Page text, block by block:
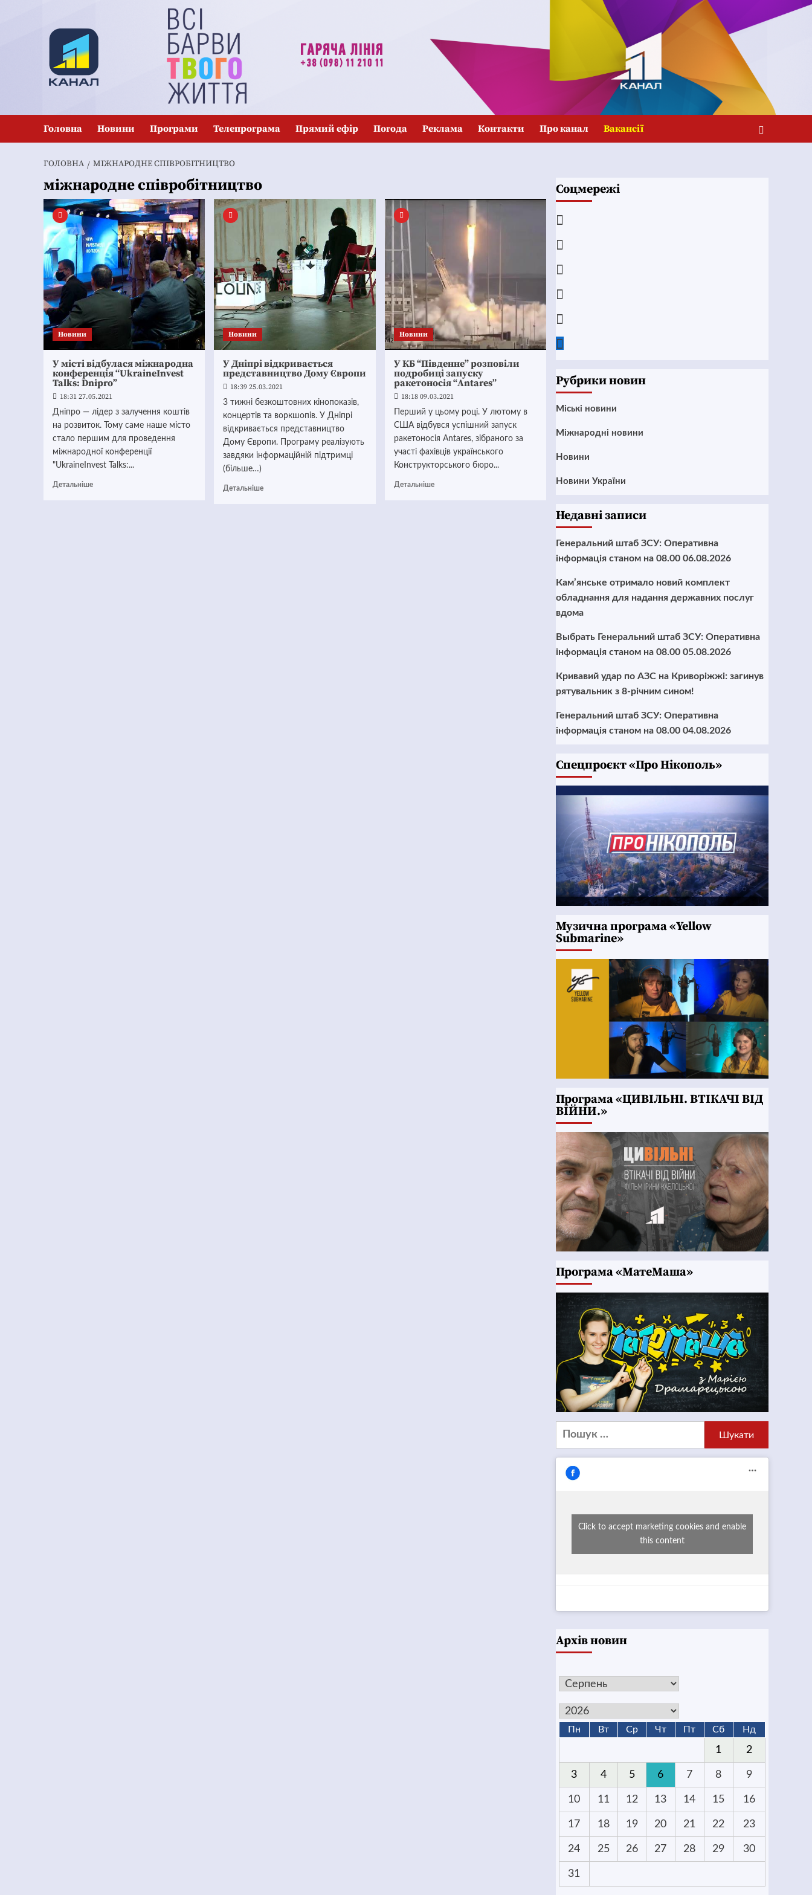
Головна Новини Програми Телепрограма Прямий ефір Погода Реклама Контакти Про канал Вакансії
ГОЛОВНА МІЖНАРОДНЕ СПІВРОБІТНИЦТВО
міжнародне співробітництво
Новини
У місті відбулася міжнародна
конференція “UkraineInvest
Talks: Dnipro”
18:31 27.05.2021
Дніпро — лідер з залучення коштів
на розвиток. Тому саме наше місто
стало першим для проведення
міжнародної конференції
"UkraineInvest Talks:...
Детальніше
Новини
У Дніпрі відкривається
представництво Дому Європи
18:39 25.03.2021
3 тижні безкоштовних кінопоказів,
концертів та воркшопів. У Дніпрі
відкривається представництво
Дому Європи. Програму реалізують
завдяки інформаційній підтримці
(більше…)
Детальніше
Новини
У КБ “Південне” розповіли
подробиці запуску
ракетоносія “Antares”
18:18 09.03.2021
Перший у цьому році. У лютому в
США відбувся успішний запуск
ракетоносія Antares, зібраного за
участі фахівців українського
Конструкторського бюро...
Детальніше
Соцмережі
Рубрики новин
Mіські новини
Міжнародні новини
Новини
Новини України
Недавні записи
Генеральний штаб ЗСУ: Оперативна
інформація станом на 08.00 06.08.2026
Кам’янське отримало новий комплект
обладнання для надання державних послуг
вдома
Выбрать Генеральний штаб ЗСУ: Оперативна
інформація станом на 08.00 05.08.2026
Кривавий удар по АЗС на Криворіжжі: загинув
рятувальник з 8-річним сином!
Генеральний штаб ЗСУ: Оперативна
інформація станом на 08.00 04.08.2026
Cпецпроєкт «Про Нікополь»
Музична програма «Yellow
Submarine»
Програма «ЦИВІЛЬНІ. ВТІКАЧІ ВІД
ВІЙНИ.»
Програма «МатеМаша»
Пошук:
Click to accept marketing cookies and enable
this content
Архів новин
Пн Вт Ср Чт Пт Сб Нд
1 2
3 4 5 6 7 8 9
10 11 12 13 14 15 16
17 18 19 20 21 22 23
24 25 26 27 28 29 30
31